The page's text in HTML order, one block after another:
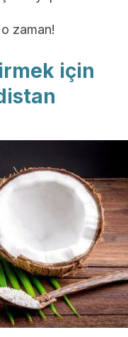
o zaman!
için